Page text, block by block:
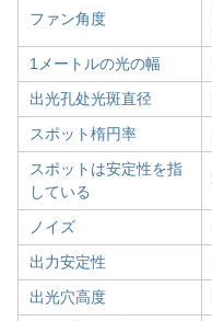
ファン角度
1メートルの光の幅
出光孔处光斑直径
スポット楕円率
スポットは安定性を指
している
ノイズ
出力安定性
出光穴高度